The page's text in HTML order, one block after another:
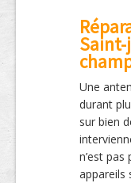
Une
durant
sur bien
n’est
appareils